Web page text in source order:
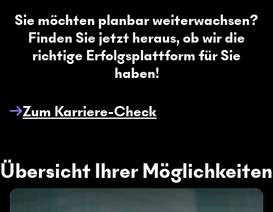
Sie möchten planbar weiterwachsen?
Finden Sie jetzt heraus, ob wir die
richtige Erfolgsplattform für Sie
haben!
Zum Karriere-Check
Übersicht Ihrer Möglichkeiten